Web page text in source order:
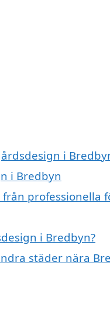
i
i Bredbyn
professionella
i Bredbyn?
städer nära